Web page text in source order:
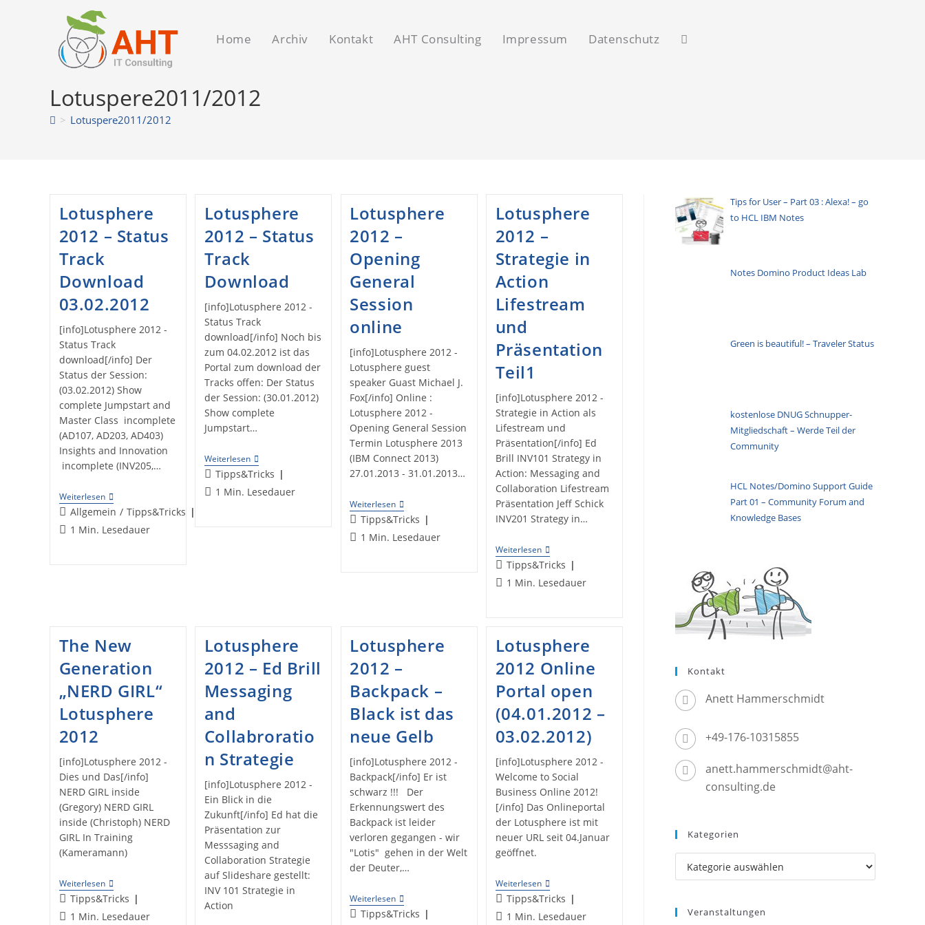
Home Archiv Kontakt AHT Consulting Impressum Datenschutz Website-
umschalten
Lotuspere2011/2012
> Lotuspere2011/2012
Lotusphere
2012 – Status
Track
Download
03.02.2012
[info]Lotusphere 2012 -
Status Track
download[/info] Der
Status der Session:
(03.02.2012) Show
complete Jumpstart and
Master Class incomplete
(AD107, AD203, AD403)
Insights and Innovation
incomplete (INV205,…
WeiterlesenLotusphere
2012
–
Status
Beitrags-
Kategorie:
Allgemein / Tipps&Tricks
Lesedauer:
1 Min. Lesedauer
Lotusphere
2012 – Status
Track
Download
[info]Lotusphere 2012 -
Status Track
download[/info] Noch bis
zum 04.02.2012 ist das
Portal zum download der
Tracks offen: Der Status
der Session: (30.01.2012)
Show complete
Jumpstart…
WeiterlesenLotusphere
2012
–
Status
Beitrags-
Kategorie:
Tipps&Tricks
Lesedauer:
1 Min. Lesedauer
Lotusphere
2012 –
Opening
General
Session
online
[info]Lotusphere 2012 -
Lotusphere guest
speaker Guast Michael J.
Fox[/info] Online :
Lotusphere 2012 -
Opening General Session
Termin Lotusphere 2013
(IBM Connect 2013)
27.01.2013 - 31.01.2013…
WeiterlesenLotusphere
2012
–
Opening
Beitrags-
Kategorie:
Tipps&Tricks
Lesedauer:
1 Min. Lesedauer
Lotusphere
2012 –
Strategie in
Action
Lifestream
und
Präsentation
Teil1
[info]Lotusphere 2012 -
Strategie in Action als
Lifestream und
Präsentation[/info] Ed
Brill INV101 Strategy in
Action: Messaging and
Collaboration Lifestream
Präsentation Jeff Schick
INV201 Strategy in…
WeiterlesenLotusphere
2012
–
Strategie
Präsentation
Teil1
Beitrags-
Kategorie:
Tipps&Tricks
Lesedauer:
1 Min. Lesedauer
The New
Generation
„NERD GIRL“
Lotusphere
2012
[info]Lotusphere 2012 -
Dies und Das[/info]
NERD GIRL inside
(Gregory) NERD GIRL
inside (Christoph) NERD
GIRL In Training
(Kameramann)
WeiterlesenThe
New
Generation
„NERD
Beitrags-
Kategorie:
Tipps&Tricks
Lesedauer:
1 Min. Lesedauer
Lotusphere
2012 – Ed Brill
Messaging
and
Collabroratio
n Strategie
[info]Lotusphere 2012 -
Ein Blick in die
Zukunft[/info] Ed hat die
Präsentation zur
Messsaging and
Collaboration Strategie
auf Slideshare gestellt:
INV 101 Strategie in
Action
Lotusphere
2012 –
Backpack –
Black ist das
neue Gelb
[info]Lotusphere 2012 -
Backpack[/info] Er ist
schwarz !!! Der
Erkennungswert des
Backpack ist leider
verloren gegangen - wir
"Lotis" gehen in der Welt
der Deuter,…
WeiterlesenLotusphere
2012
–
Beitrags-
Tipps&Tricks
Lotusphere
2012 Online
Portal open
(04.01.2012 –
03.02.2012)
[info]Lotusphere 2012 -
Welcome to Social
Business Online 2012!
[/info] Das Onlineportal
der Lotusphere ist mit
neuer URL seit 04.Januar
geöffnet.
WeiterlesenLotusphere
2012
Online
Portal
Beitrags-
Kategorie:
Tipps&Tricks
Lesedauer:
1 Min. Lesedauer
Tips for User – Part 03 : Alexa! – go
to HCL IBM Notes
Notes Domino Product Ideas Lab
Green is beautiful! – Traveler Status
kostenlose DNUG Schnupper-
Mitgliedschaft – Werde Teil der
Community
HCL Notes/Domino Support Guide
Part 01 – Community Forum and
Knowledge Bases
Kontakt
Anett Hammerschmidt
+49-176-10315855
anett.hammerschmidt@aht-
consulting.de
Kategorien
Kategorien
Veranstaltungen